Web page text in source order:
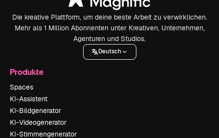
Die kreative Plattform, um deine beste Arbeit zu verwirklichen.
Mehr als 1 Million Abonnenten unter Kreativen, Unternehmen,
Agenturen und Studios.
Deutsch
Produkte
Spaces
KI-Assistent
KI-Bildgenerator
KI-Videogenerator
KI-Stimmengenerator